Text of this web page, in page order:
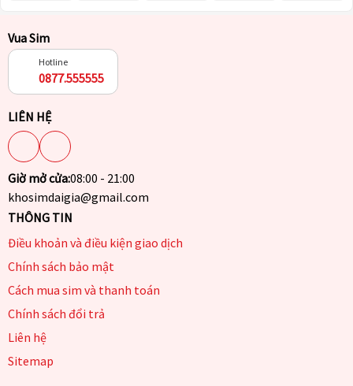
Vua Sim
Hotline
0877.555555
LIÊN HỆ
Giờ mở cửa:08:00 - 21:00
khosimdaigia@gmail.com
THÔNG TIN
Điều khoản và điều kiện giao dịch
Chính sách bảo mật
Cách mua sim và thanh toán
Chính sách đổi trả
Liên hệ
Sitemap